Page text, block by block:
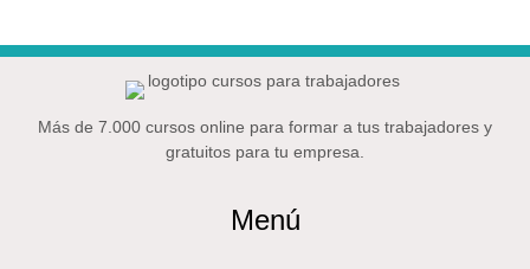
Más de 7.000 cursos online para formar a tus trabajadores y
gratuitos para tu empresa.
Menú